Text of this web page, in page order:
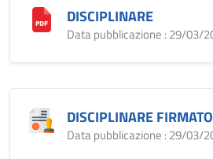
DISCIPLINARE
Data pubblicazione : 29/03/
DISCIPLINARE FIRMATO
Data pubblicazione : 29/03/